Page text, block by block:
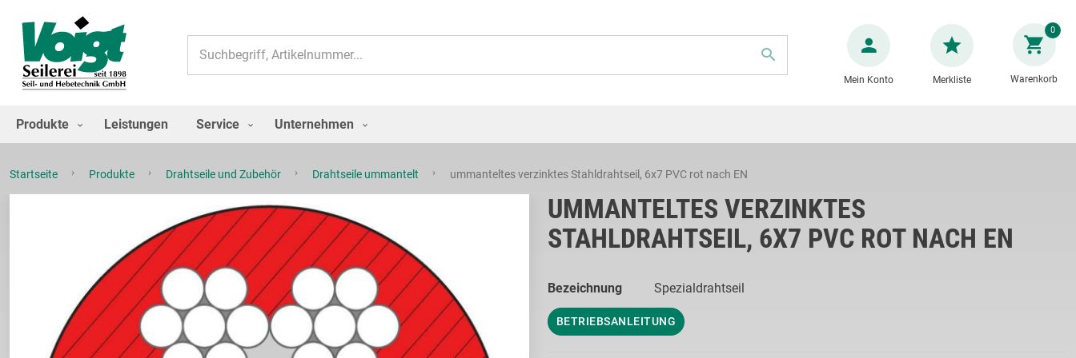
Zum
Inhalt
springen
Mein Konto Merkliste Warenkorb
0
Produkte Leistungen Service Unternehmen
Startseite Produkte Drahtseile und Zubehör Drahtseile ummantelt ummanteltes verzinktes Stahldrahtseil, 6x7 PVC rot nach EN
UMMANTELTES VERZINKTES
STAHLDRAHTSEIL, 6X7 PVC ROT NACH EN
Bezeichnung Spezialdrahtseil
BETRIEBSANLEITUNG